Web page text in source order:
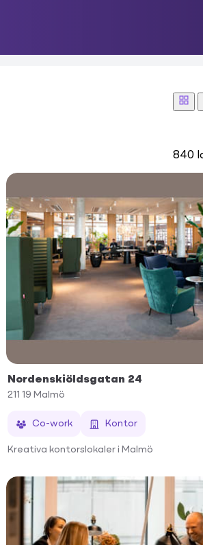
840
Nordenskiöldsgatan 24
211 19 Malmö
Co-work Kontor
Kreativa kontorslokaler i Malmö